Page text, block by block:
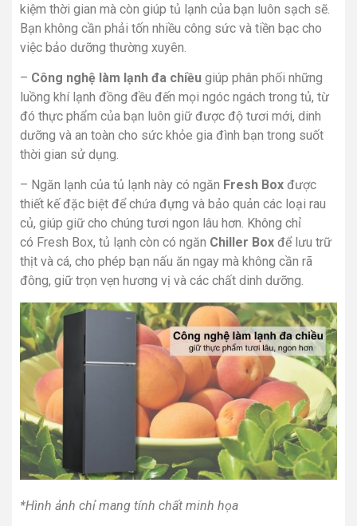
kiệm thời gian mà còn giúp tủ lạnh của bạn luôn sạch sẽ.
Bạn không cần phải tốn nhiều công sức và tiền bạc cho
việc bảo dưỡng thường xuyên.
– Công nghệ làm lạnh đa chiều giúp phân phối những
luồng khí lạnh đồng đều đến mọi ngóc ngách trong tủ, từ
đó thực phẩm của bạn luôn giữ được độ tươi mới, dinh
dưỡng và an toàn cho sức khỏe gia đình bạn trong suốt
thời gian sử dụng.
– Ngăn lạnh của tủ lạnh này có ngăn Fresh Box được
thiết kế đặc biệt để chứa đựng và bảo quản các loại rau
củ, giúp giữ cho chúng tươi ngon lâu hơn. Không chỉ
có Fresh Box, tủ lạnh còn có ngăn Chiller Box để lưu trữ
thịt và cá, cho phép bạn nấu ăn ngay mà không cần rã
đông, giữ trọn vẹn hương vị và các chất dinh dưỡng.
*Hình ảnh chỉ mang tính chất minh họa